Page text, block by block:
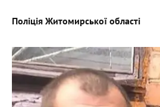
Поліція Житомирської області